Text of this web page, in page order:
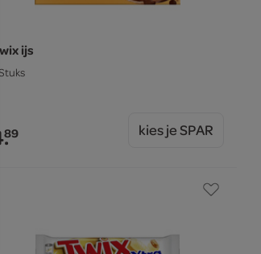
ijs
89 kies je SPAR